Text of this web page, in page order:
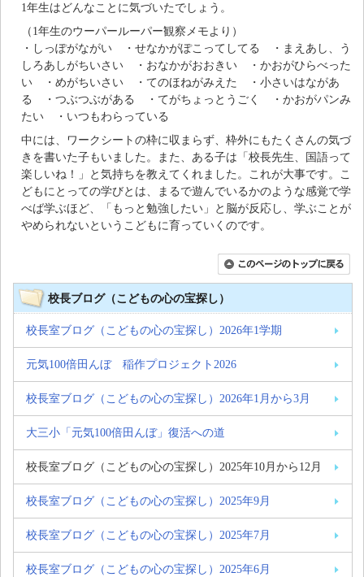
1年生はどんなことに気づいたでしょう。
（1年生のウーパールーパー観察メモより）
・しっぽがながい ・せなかがぽこってしてる ・まえあし、う
しろあしがちいさい ・おなかがおおきい ・かおがひらべった
い ・めがちいさい ・てのほねがみえた ・小さいはながあ
る ・つぶつぶがある ・てがちょっとうごく ・かおがパンみ
たい ・いつもわらっている
中には、ワークシートの枠に収まらず、枠外にもたくさんの気づ
きを書いた子もいました。また、ある子は「校長先生、国語って
楽しいね！」と気持ちを教えてくれました。これが大事です。こ
どもにとっての学びとは、まるで遊んでいるかのような感覚で学
べば学ぶほど、「もっと勉強したい」と脳が反応し、学ぶことが
やめられないというこどもに育っていくのです。
校長ブログ（こどもの心の宝探し）
校長室ブログ（こどもの心の宝探し）2026年1学期
元気100倍田んぼ 稲作プロジェクト2026
校長室ブログ（こどもの心の宝探し）2026年1月から3月
大三小「元気100倍田んぼ」復活への道
校長室ブログ（こどもの心の宝探し）2025年10月から12月
校長室ブログ（こどもの心の宝探し）2025年9月
校長室ブログ（こどもの心の宝探し）2025年7月
校長室ブログ（こどもの心の宝探し）2025年6月